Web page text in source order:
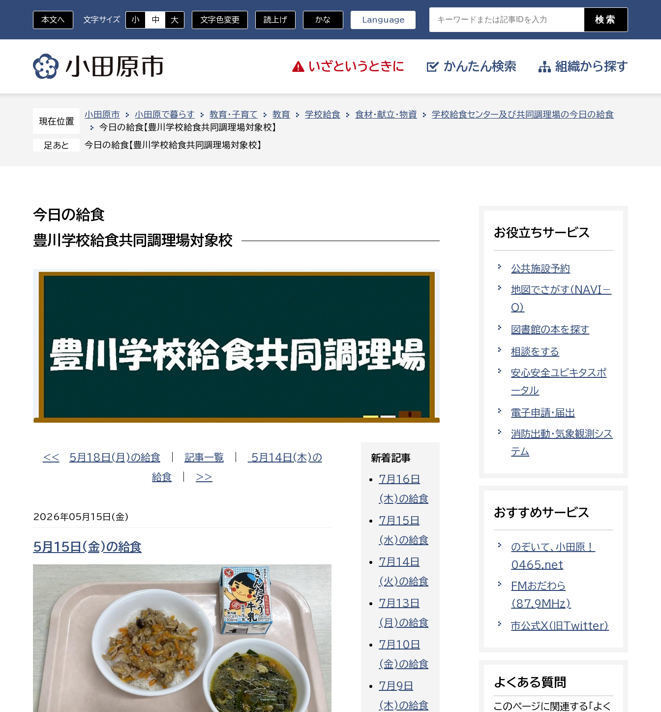
いざと いうときに
いざというときに
休日救急外来 防災・ハザードマップ
かんたん検索
対象者を選択
新生児・乳幼児
高校生・大学生など
障がい者
求職者
ペット
分野を選択
戸籍
都市基盤
観光
目的を選択
相談をしたい
働きたい
小田原のことを知りたい
イベント・講座などに参加したい
組織から探す
組織から探す
人権・男女共同参画課
戸籍住民課
文化財課
図書館
環境部
環境政策課
ゼロカーボン推進課
環境保護課
環境事業センター
福祉健康部
保険課
子ども若者部
子ども政策課
保育課
経済部
農政課
水産海浜課
都市政策課
開発審査課
建設政策課
国県事業推進課
土木管理課
道水路整備課
みどり公園課
建築課
出納室
市立総合医療センター
患者サポートセンター
病院管理局：経営管理課
病院管理局：施設用度課
消防
消防総務課
予防課
警防計画課
警防第1課
警防第2課
本文へ 文字サイズ 小 中 大 文字色変更 読上げ かな Language
現在位置
小田原市 小田原で暮らす 教育・子育て 教育 学校給食 食材・献立・物資
学校給食センター及び共同調理場の今日の給食
今日の給食【豊川学校給食共同調理場対象校】
足あと 今日の給食【豊川学校給食共同調理場対象校】
今日の給食
豊川学校給食共同調理場対象校
<< 5月18日(月)の給食| 記事一覧|
5月14日(木)の
給食
>>
2026年05月15日(金)
5月15日(金)の給食
新着記事
7月16日
(木)の給食
7月15日
(水)の給食
7月14日
(火)の給食
7月13日
(月)の給食
7月10日
(金)の給食
7月9日
(木)の給食
お役立ちサービス
公共施設予約
地図でさがす（NAVI－
O）
図書館の本を探す
相談をする
安心安全ユビキタスポ
ータル
電子申請・届出
消防出動・気象観測シス
テム
おすすめサービス
のぞいて、小田原！
0465.net
FMおだわら
（87.9MHz)
市公式X（旧Twitter）
よくある質問
このページに関連する「よく